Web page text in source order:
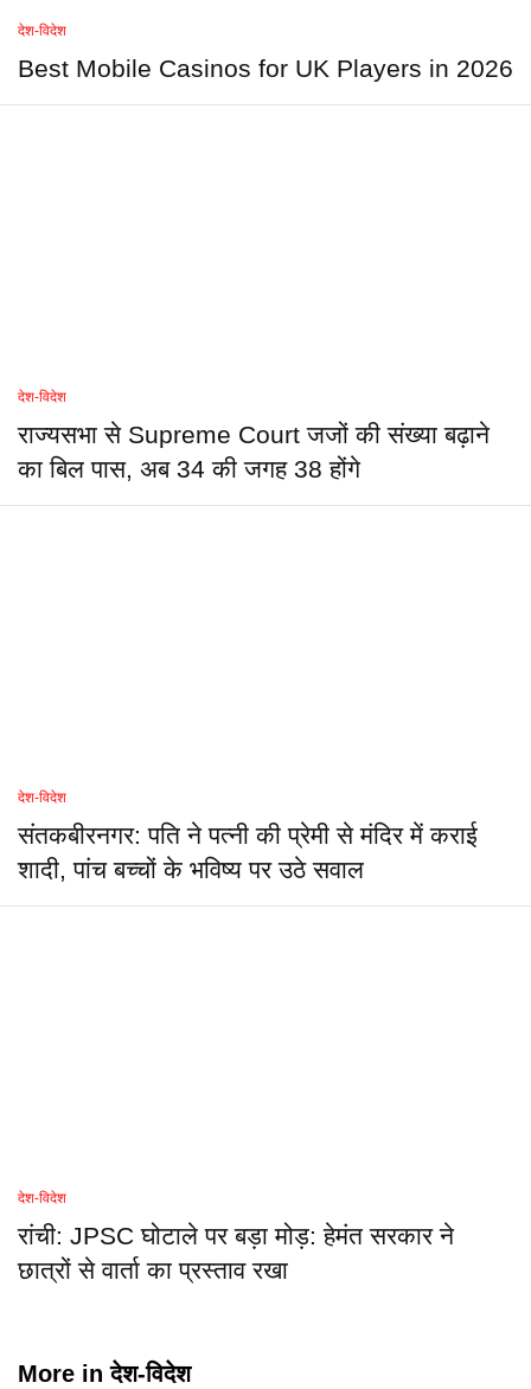
देश-विदेश
Best Mobile Casinos for UK Players in 2026
देश-विदेश
राज्यसभा से Supreme Court जजों की संख्या बढ़ाने
का बिल पास, अब 34 की जगह 38 होंगे
देश-विदेश
संतकबीरनगर: पति ने पत्नी की प्रेमी से मंदिर में कराई
शादी, पांच बच्चों के भविष्य पर उठे सवाल
देश-विदेश
रांची: JPSC घोटाले पर बड़ा मोड़: हेमंत सरकार ने
छात्रों से वार्ता का प्रस्ताव रखा
More inदेश-विदेश